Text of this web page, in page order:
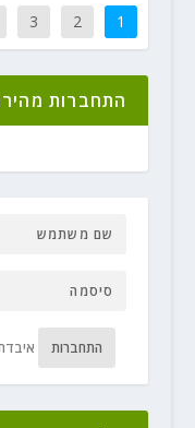
1
2
3
התחברות
התחברות